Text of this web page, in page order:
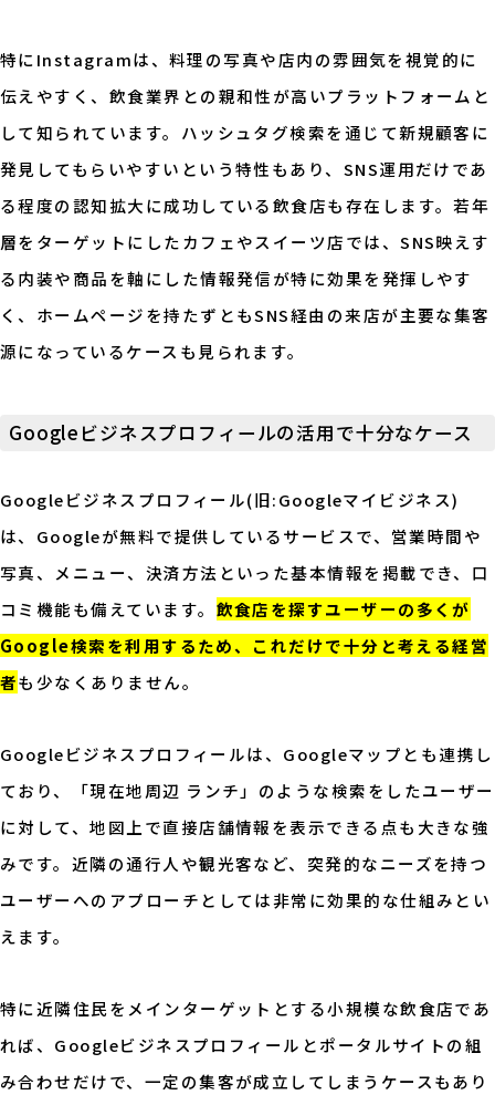
特にInstagramは、料理の写真や店内の雰囲気を視覚的に
伝えやすく、飲食業界との親和性が高いプラットフォームと
して知られています。ハッシュタグ検索を通じて新規顧客に
発見してもらいやすいという特性もあり、SNS運用だけであ
る程度の認知拡大に成功している飲食店も存在します。若年
層をターゲットにしたカフェやスイーツ店では、SNS映えす
る内装や商品を軸にした情報発信が特に効果を発揮しやす
く、ホームページを持たずともSNS経由の来店が主要な集客
源になっているケースも見られます。
Googleビジネスプロフィールの活用で十分なケース
Googleビジネスプロフィール(旧:Googleマイビジネス)
は、Googleが無料で提供しているサービスで、営業時間や
写真、メニュー、決済方法といった基本情報を掲載でき、口
コミ機能も備えています。 飲食店を探すユーザーの多くが
Google検索を利用するため、これだけで十分と考える経営
者も少なくありません。
Googleビジネスプロフィールは、Googleマップとも連携し
ており、「現在地周辺 ランチ」のような検索をしたユーザー
に対して、地図上で直接店舗情報を表示できる点も大きな強
みです。近隣の通行人や観光客など、突発的なニーズを持つ
ユーザーへのアプローチとしては非常に効果的な仕組みとい
えます。
特に近隣住民をメインターゲットとする小規模な飲食店であ
れば、Googleビジネスプロフィールとポータルサイトの組
み合わせだけで、一定の集客が成立してしまうケースもあり